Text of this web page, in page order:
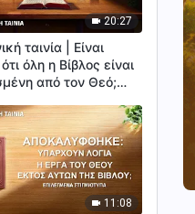
20:27
ταινία | Είναι
όλη η Βίβλος είναι
από τον Θεό;
11:08